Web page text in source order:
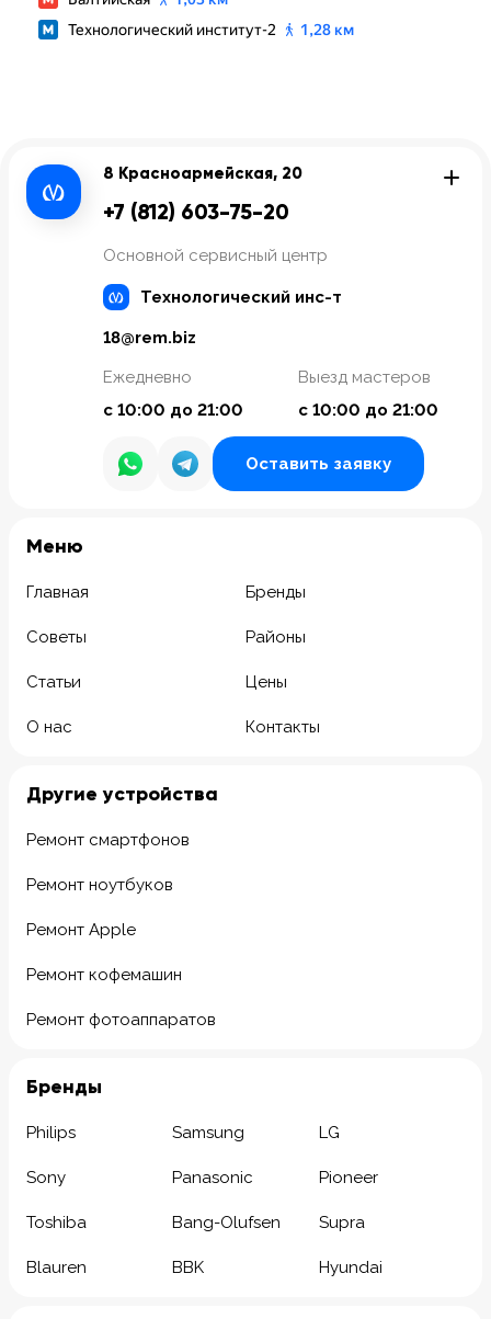
8 Красноармейская, 20
+7 (812) 603-75-20
Основной сервисный центр
Технологический инс-т
18@rem.biz
Ежедневно
с 10:00 до 21:00
Выезд мастеров
с 10:00 до 21:00
Оставить заявку
Meню
Главная Бренды
Советы Районы
Статьи Цены
О нас Контакты
Другие устройства
Ремонт смартфонов
Ремонт ноутбуков
Ремонт Apple
Ремонт кофемашин
Ремонт фотоаппаратов
Бренды
Philips Samsung LG
Sony Panasonic Pioneer
Toshiba Bang-Olufsen Supra
Blauren BBK Hyundai